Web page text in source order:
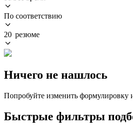
По соответствию
20 резюме
Ничего не нашлось
Попробуйте изменить формулировку
Быстрые фильтры